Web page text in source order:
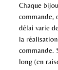
Chaque
commande,
délai varie
la réalisation
commande.
long (en